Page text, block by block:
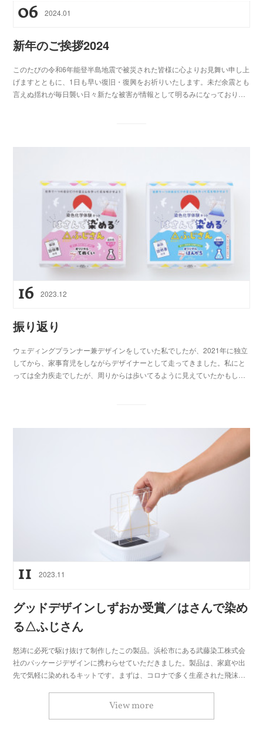
06 2024.01
新年のご挨拶2024
このたびの令和6年能登半島地震で被災された皆様に心よりお見舞い申し上
げますとともに、1日も早い復旧・復興をお祈りいたします。未だ余震とも
言えぬ揺れが毎日襲い日々新たな被害が情報として明るみになっており…
16 2023.12
振り返り
ウェディングプランナー兼デザインをしていた私でしたが、2021年に独立
してから、家事育児をしながらデザイナーとして走ってきました。私にと
っては全力疾走でしたが、周りからは歩いてるように見えていたかもし…
11 2023.11
グッドデザインしずおか受賞／はさんで染め
る△ふじさん
怒涛に必死で駆け抜けて制作したこの製品。浜松市にある武藤染工株式会
社のパッケージデザインに携わらせていただきました。製品は、家庭や出
先で気軽に染めれるキットです。まずは、コロナで多く生産された飛沫…
View more